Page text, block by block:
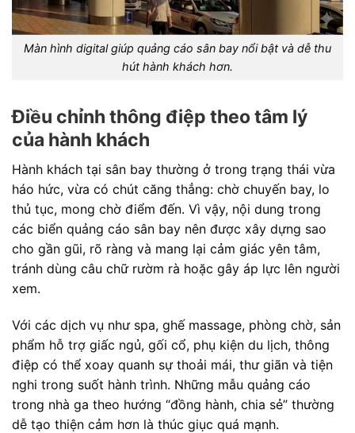
Màn hình digital giúp quảng cáo sân bay nổi bật và dễ thu
hút hành khách hơn.
Điều chỉnh thông điệp theo tâm lý
của hành khách
Hành khách tại sân bay thường ở trong trạng thái vừa
háo hức, vừa có chút căng thẳng: chờ chuyến bay, lo
thủ tục, mong chờ điểm đến. Vì vậy, nội dung trong
các biển quảng cáo sân bay nên được xây dựng sao
cho gần gũi, rõ ràng và mang lại cảm giác yên tâm,
tránh dùng câu chữ rườm rà hoặc gây áp lực lên người
xem.
Với các dịch vụ như spa, ghế massage, phòng chờ, sản
phẩm hỗ trợ giấc ngủ, gối cổ, phụ kiện du lịch, thông
điệp có thể xoay quanh sự thoải mái, thư giãn và tiện
nghi trong suốt hành trình. Những mẫu quảng cáo
trong nhà ga theo hướng “đồng hành, chia sẻ” thường
dễ tạo thiện cảm hơn là thúc giục quá mạnh.